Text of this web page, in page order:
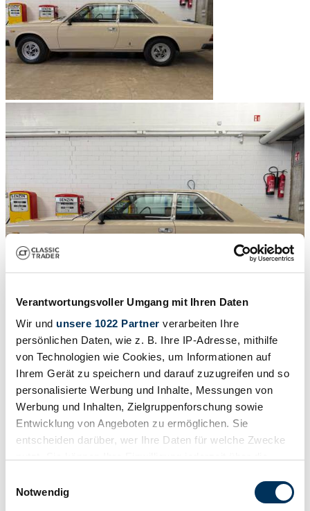
Verantwortungsvoller Umgang mit Ihren Daten
Wir und unsere 1022 Partner verarbeiten Ihre
persönlichen Daten, wie z. B. Ihre IP-Adresse, mithilfe
von Technologien wie Cookies, um Informationen auf
Ihrem Gerät zu speichern und darauf zuzugreifen und so
personalisierte Werbung und Inhalte, Messungen von
Werbung und Inhalten, Zielgruppenforschung sowie
Entwicklung von Angeboten zu ermöglichen. Sie
entscheiden darüber, wer Ihre Daten für welche Zwecke
Trigger Symbol ändern oder widerrufen
Notwendig
/17
1972 | FIAT 130 Coupe
Fiat 130
€ 19.900